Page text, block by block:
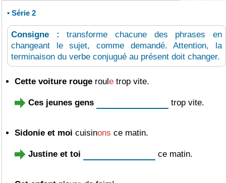
• Série 2
Consigne :transforme chacune des phrases en
changeant le sujet, comme demandé. Attention, la
terminaison du verbe conjugué au présent doit changer.
Cette voiture rouge roule trop vite.
Ces jeunes gens trop vite.
Sidonie et moi cuisinons ce matin.
Justine et toi ce matin.